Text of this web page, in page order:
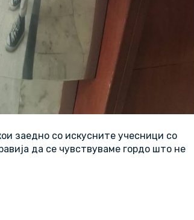
заедно со искусните учесници со
да се чувствуваме гордо што не